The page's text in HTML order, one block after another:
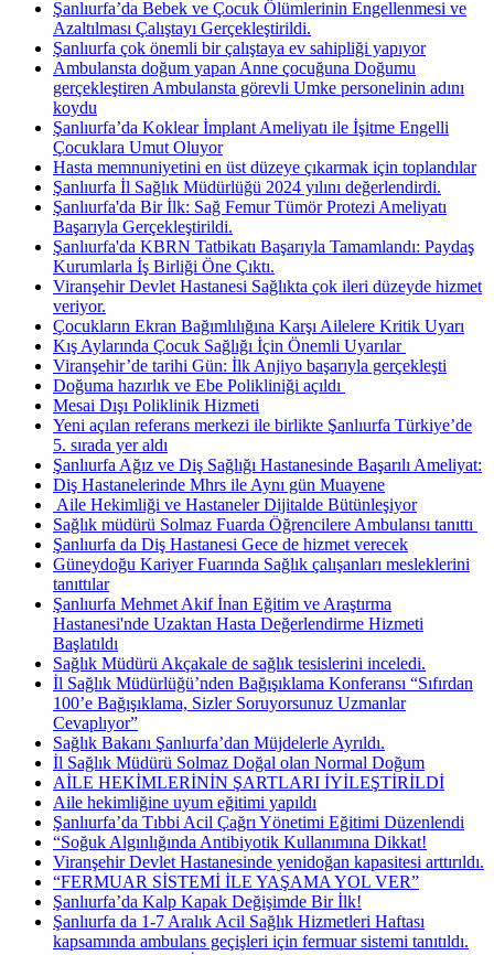
Şanlıurfa’da Bebek ve Çocuk Ölümlerinin Engellenmesi ve
Azaltılması Çalıştayı Gerçekleştirildi.
Şanlıurfa çok önemli bir çalıştaya ev sahipliği yapıyor
Ambulansta doğum yapan Anne çocuğuna Doğumu
gerçekleştiren Ambulansta görevli Umke personelinin adını
koydu
Şanlıurfa’da Koklear İmplant Ameliyatı ile İşitme Engelli
Çocuklara Umut Oluyor
Hasta memnuniyetini en üst düzeye çıkarmak için toplandılar
Şanlıurfa İl Sağlık Müdürlüğü 2024 yılını değerlendirdi.
Şanlıurfa'da Bir İlk: Sağ Femur Tümör Protezi Ameliyatı
Başarıyla Gerçekleştirildi.
Şanlıurfa'da KBRN Tatbikatı Başarıyla Tamamlandı: Paydaş
Kurumlarla İş Birliği Öne Çıktı.
Viranşehir Devlet Hastanesi Sağlıkta çok ileri düzeyde hizmet
veriyor.
Çocukların Ekran Bağımlılığına Karşı Ailelere Kritik Uyarı
Kış Aylarında Çocuk Sağlığı İçin Önemli Uyarılar ​
Viranşehir’de tarihi Gün: İlk Anjiyo başarıyla gerçekleşti
Doğuma hazırlık ve Ebe Polikliniği açıldı ​
Mesai Dışı Poliklinik Hizmeti
Yeni açılan referans merkezi ile birlikte Şanlıurfa Türkiye’de
5. sırada yer aldı
Şanlıurfa Ağız ve Diş Sağlığı Hastanesinde Başarılı Ameliyat:
Diş Hastanelerinde Mhrs ile Aynı gün Muayene
​ Aile Hekimliği ve Hastaneler Dijitalde Bütünleşiyor
Sağlık müdürü Solmaz Fuarda Öğrencilere Ambulansı tanıttı ​
Şanlıurfa da Diş Hastanesi Gece de hizmet verecek
Güneydoğu Kariyer Fuarında Sağlık çalışanları mesleklerini
tanıttılar
Şanlıurfa Mehmet Akif İnan Eğitim ve Araştırma
Hastanesi'nde Uzaktan Hasta Değerlendirme Hizmeti
Başlatıldı
Sağlık Müdürü Akçakale de sağlık tesislerini inceledi.
İl Sağlık Müdürlüğü’nden Bağışıklama Konferansı “Sıfırdan
100’e Bağışıklama, Sizler Soruyorsunuz Uzmanlar
Cevaplıyor”
Sağlık Bakanı Şanlıurfa’dan Müjdelerle Ayrıldı.
İl Sağlık Müdürü Solmaz Doğal olan Normal Doğum
AİLE HEKİMLERİNİN ŞARTLARI İYİLEŞTİRİLDİ
Aile hekimliğine uyum eğitimi yapıldı
Şanlıurfa’da Tıbbi Acil Çağrı Yönetimi Eğitimi Düzenlendi
“Soğuk Algınlığında Antibiyotik Kullanımına Dikkat!
Viranşehir Devlet Hastanesinde yenidoğan kapasitesi arttırıldı.
“FERMUAR SİSTEMİ İLE YAŞAMA YOL VER”
Şanlıurfa’da Kalp Kapak Değişimde Bir İlk!
Şanlıurfa da 1-7 Aralık Acil Sağlık Hizmetleri Haftası
kapsamında ambulans geçişleri için fermuar sistemi tanıtıldı.